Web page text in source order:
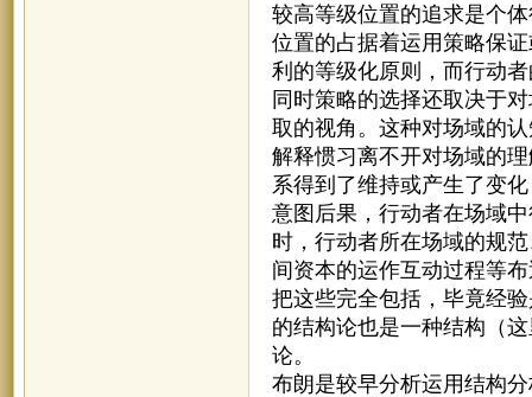
较高等级位置的追求是个
位置的占据着运用策略保
利的等级化原则，而行动
同时策略的选择还取决于
取的视角。这种对场域的
解释惯习离不开对场域的
系得到了维持或产生了变
意图后果，行动者在场域
时，行动者所在场域的规
间资本的运作互动过程等
把这些完全包括，毕竟经
的结构论也是一种结构（
论。
布朗是较早分析运用结构